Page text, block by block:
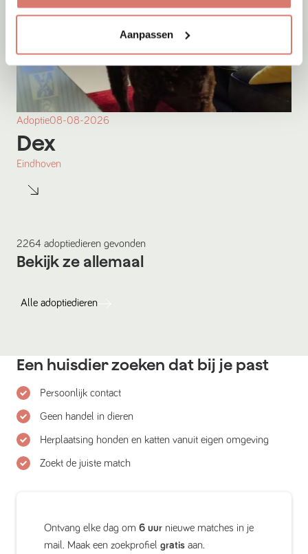
Aanpassen
Adoptie08-08-2026
Dex
Eindhoven
2264 adoptiedieren gevonden
Bekijk ze allemaal
Alle adoptiedieren
Een huisdier zoeken dat bij je past
Persoonlijk contact
Geen handel in dieren
Herplaatsing honden en katten vanuit eigen omgeving
Zoekt de juiste match
Ontvang elke dag om 6 uur nieuwe matches in je
mail. Maak een zoekprofiel gratis aan.